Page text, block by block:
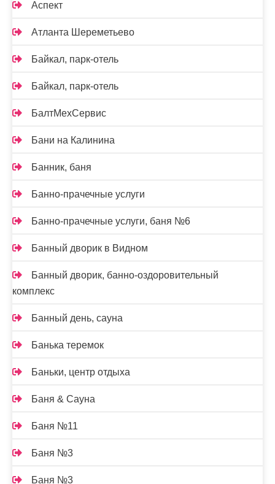
Аспект
Атланта Шереметьево
Байкал, парк-отель
Байкал, парк-отель
БалтМехСервис
Бани на Калинина
Банник, баня
Банно-прачечные услуги
Банно-прачечные услуги, баня №6
Банный дворик в Видном
Банный дворик, банно-оздоровительный
комплекс
Банный день, сауна
Банька теремок
Баньки, центр отдыха
Баня & Сауна
Баня №11
Баня №3
Баня №3